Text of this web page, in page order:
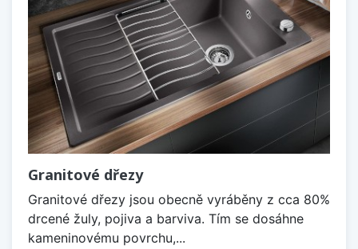
Granitové dřezy
Granitové dřezy jsou obecně vyráběny z cca 80%
drcené žuly, pojiva a barviva. Tím se dosáhne
kameninovému povrchu,...